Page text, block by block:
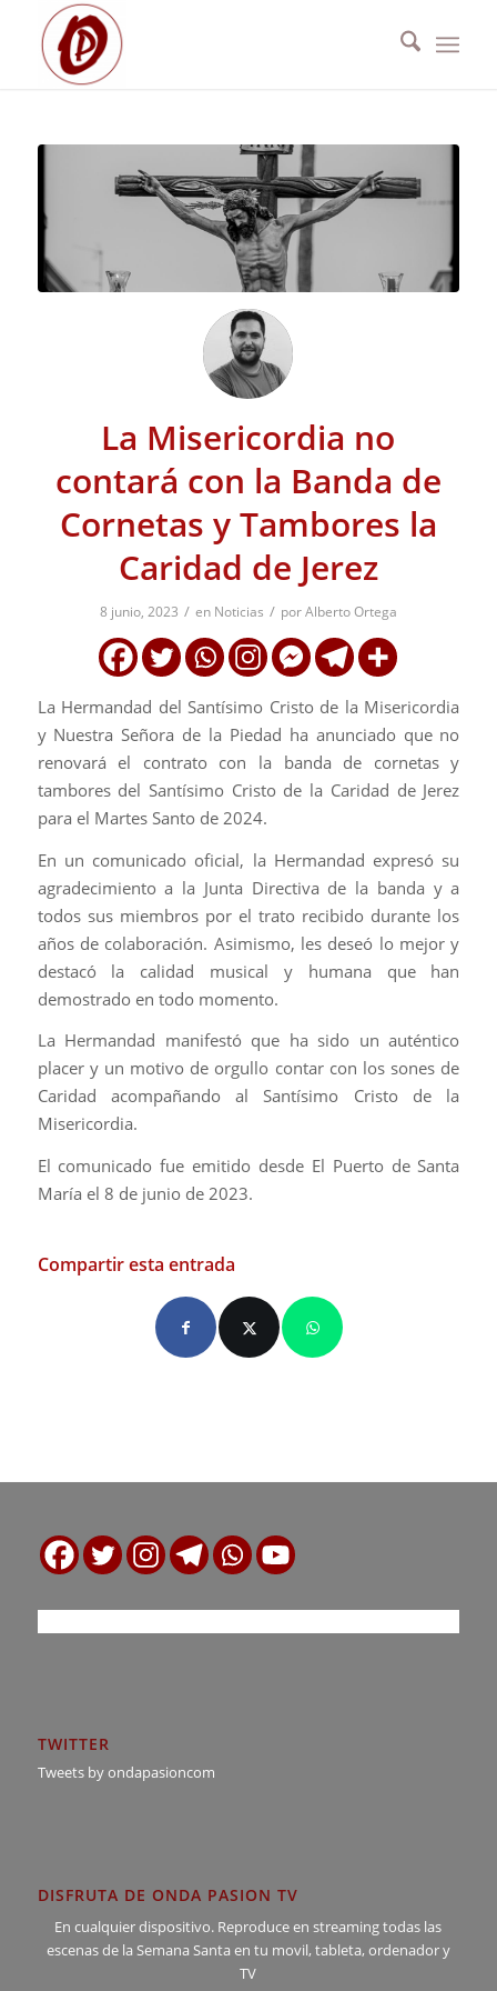
La Misericordia no
contará con la Banda de
Cornetas y Tambores la
Caridad de Jerez
8 junio, 2023 / en Noticias / porAlberto Ortega
La Hermandad del Santísimo Cristo de la Misericordia
y Nuestra Señora de la Piedad ha anunciado que no
renovará el contrato con la banda de cornetas y
tambores del Santísimo Cristo de la Caridad de Jerez
para el Martes Santo de 2024.
En un comunicado oficial, la Hermandad expresó su
agradecimiento a la Junta Directiva de la banda y a
todos sus miembros por el trato recibido durante los
años de colaboración. Asimismo, les deseó lo mejor y
destacó la calidad musical y humana que han
demostrado en todo momento.
La Hermandad manifestó que ha sido un auténtico
placer y un motivo de orgullo contar con los sones de
Caridad acompañando al Santísimo Cristo de la
Misericordia.
El comunicado fue emitido desde El Puerto de Santa
María el 8 de junio de 2023.
Compartir esta entrada
TWITTER
Tweets by ondapasioncom
DISFRUTA DE ONDA PASION TV
En cualquier dispositivo. Reproduce en streaming todas las
escenas de la Semana Santa en tu movil, tableta, ordenador y
TV